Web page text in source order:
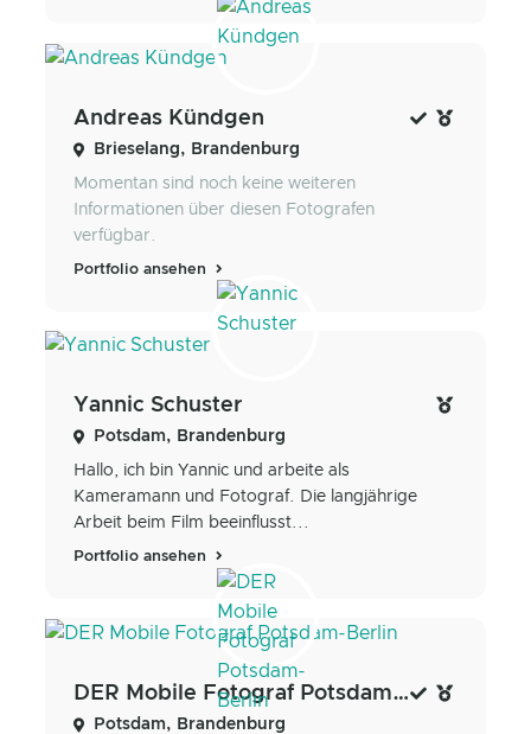
Andreas Kündgen
Brieselang, Brandenburg
Momentan sind noch keine weiteren
Informationen über diesen Fotografen
verfügbar.
Portfolio ansehen
Yannic Schuster
Potsdam, Brandenburg
Hallo, ich bin Yannic und arbeite als
Kameramann und Fotograf. Die langjährige
Arbeit beim Film beeinflusst...
Portfolio ansehen
DER Mobile Fotograf Potsdam-Berlin
Potsdam, Brandenburg